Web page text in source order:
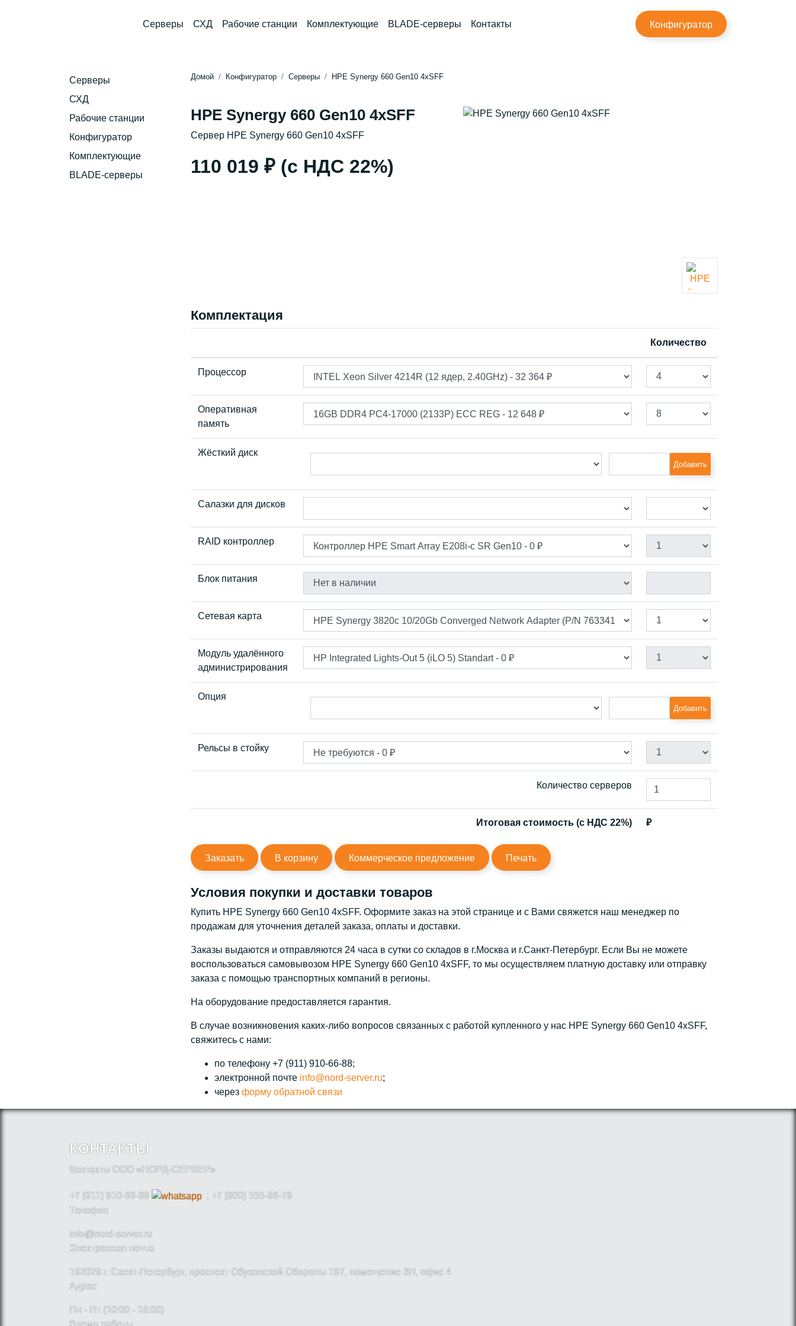
Серверы СХД Рабочие станции Комплектующие BLADE-серверы Контакты Конфигуратор
Серверы
СХД
Рабочие станции
Конфигуратор
Комплектующие
BLADE-серверы
Домой Конфигуратор Серверы HPE Synergy 660 Gen10 4xSFF
HPE Synergy 660 Gen10 4xSFF
Сервер HPE Synergy 660 Gen10 4xSFF
110 019 ₽ (с НДС 22%)
Комплектация
Количество
Процессор
Оперативная
память
Жёсткий диск
Добавить
Салазки для дисков
RAID контроллер
Блок питания
Сетевая карта
Модуль удалённого
администрирования
Опция
Добавить
Рельсы в стойку
Количество серверов
Итоговая стоимость (с НДС 22%) ₽
Заказать В корзину Коммерческое предложение Печать
Условия покупки и доставки товаров
Купить HPE Synergy 660 Gen10 4xSFF. Оформите заказ на этой странице и с Вами свяжется наш менеджер по
продажам для уточнения деталей заказа, оплаты и доставки.
Заказы выдаются и отправляются 24 часа в сутки со складов в г.Москва и г.Санкт-Петербург. Если Вы не можете
воспользоваться самовывозом HPE Synergy 660 Gen10 4xSFF, то мы осуществляем платную доставку или отправку
заказа с помощью транспортных компаний в регионы.
На оборудование предоставляется гарантия.
В случае возникновения каких-либо вопросов связанных с работой купленного у нас HPE Synergy 660 Gen10 4xSFF,
свяжитесь с нами:
по телефону +7 (911) 910-66-88;
электронной почте info@nord-server.ru;
через форму обратной связи
КОНТАКТЫ
Контакты ООО «НОРД-СЕРВЕР»
+7 (911) 910-66-88
; +7 (800) 555-86-78
Телефон
info@nord-server.ru
Электронная почта
192029 г. Санкт-Петербург, проспект Обуховской Обороны 197, помещение 3Н, офис 4
Адрес
Пн - Пт (10:00 - 18:00)
Время работы